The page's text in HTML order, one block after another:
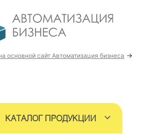
основной сайт Автоматизация бизнеса →
КАТАЛОГ ПРОДУКЦИИ